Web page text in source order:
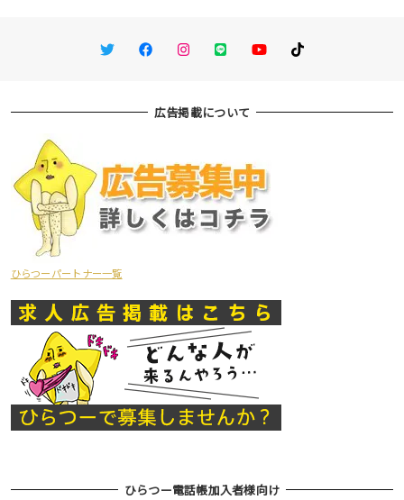
TwitterFacebookInstagram
LINE You TubeTikTok
広告掲載について
ひらつーパートナー一覧
ひらつー電話帳加入者様向け